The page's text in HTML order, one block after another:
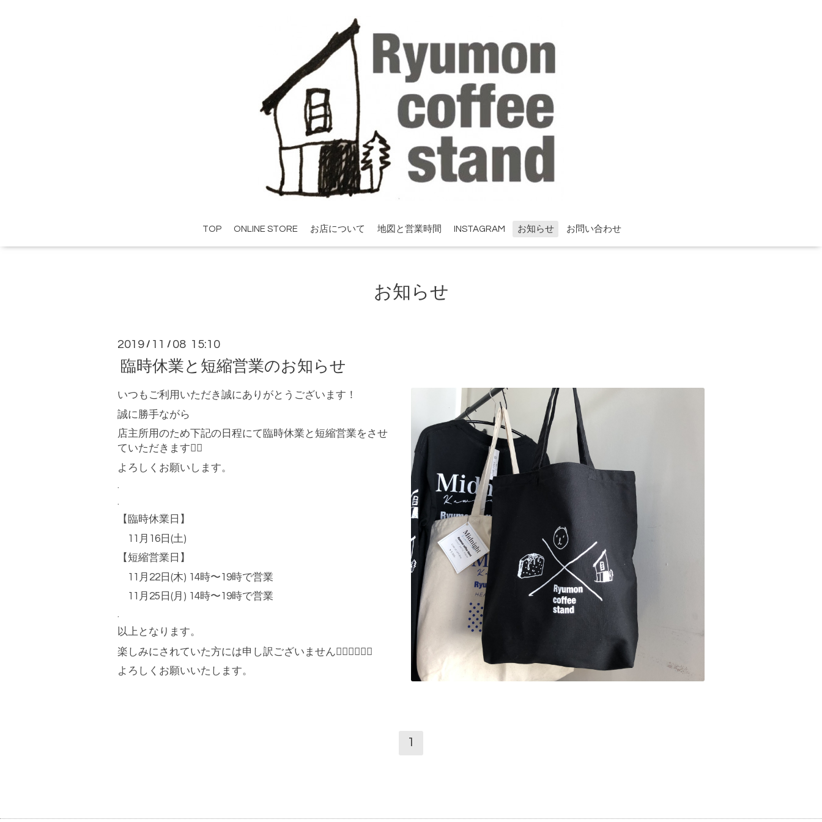
TOP ONLINE STORE お店について 地図と営業時間 INSTAGRAM お知らせ お問い合わせ
お知らせ
2019 / 11 / 08 15:10
臨時休業と短縮営業のお知らせ
いつもご利用いただき誠にありがとうございます！
誠に勝手ながら
店主所用のため下記の日程にて臨時休業と短縮営業をさせ
ていただきます🙇‍♂️
よろしくお願いします。
.
.
【臨時休業日】
11 月 16 日 (土)
【短縮営業日】
11 月 22 日 (木) 14時〜19時で営業
11 月 25 日 (月 ) 14時〜19時で営業
.
以上となります。
楽しみにされていた方には申し訳ございません🙇‍♂️🙇‍♂️🙇‍♂️
よろしくお願いいたします。
1